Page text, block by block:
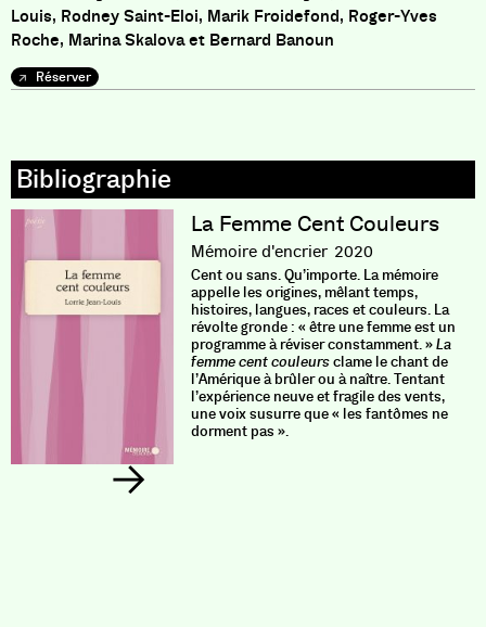
Louis, Rodney Saint-Eloi, Marik Froidefond, Roger-Yves
Roche, Marina Skalova et Bernard Banoun
Réserver
La Femme Cent Couleurs
Mémoire d'encrier 2020
Cent ou sans. Qu’importe. La mémoire
appelle les origines, mêlant temps,
histoires, langues, races et couleurs. La
révolte gronde : « être une femme est un
programme à réviser constamment. »La
femme cent couleursclame le chant de
l’Amérique à brûler ou à naître. Tentant
l’expérience neuve et fragile des vents,
une voix susurre que « les fantômes ne
dorment pas ».